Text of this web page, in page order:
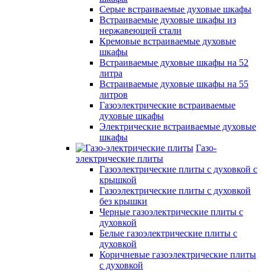
Серые встраиваемые духовые шкафы
Встраиваемые духовые шкафы из
нержавеющей стали
Кремовые встраиваемые духовые
шкафы
Встраиваемые духовые шкафы на 52
литра
Встраиваемые духовые шкафы на 55
литров
Газоэлектрические встраиваемые
духовые шкафы
Электрические встраиваемые духовые
шкафы
Газо-
электрические плиты
Газоэлектрические плиты с духовкой с
крышкой
Газоэлектрические плиты с духовкой
без крышки
Черные газоэлектрические плиты с
духовкой
Белые газоэлектрические плиты с
духовкой
Коричневые газоэлектрические плиты
с духовкой